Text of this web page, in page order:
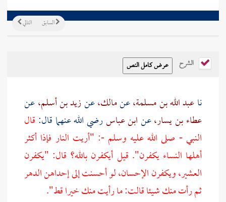
التالي السابق
الشرح
ناعبد الله بن مسلمة،عنمالك،عنزيد بن أسلم،عن
عطاء بن يسار،عنابن عباسرضي الله عنهما قال: قال
النبي - صلى الله عليه وسلم -: "أريت النار فإذا أكثر
أهلها النساء يكفرن". قيل أيكفرن بالله؟ قال: "يكفرن
العشير، ويكفرن الإحسان، لو أحسنت إلى إحداهن الدهر
ثم رأت منك شيئا قالت: ما رأيت منك خيرا قط".